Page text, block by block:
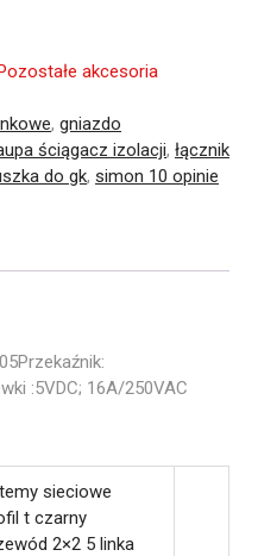
akcesoria
, gniazdo
ściągacz izolacji, łącznik
do gk, simon 10 opinie
:5VDC; 16A/250VAC
sieciowe
t czarny
2×2 5 linka